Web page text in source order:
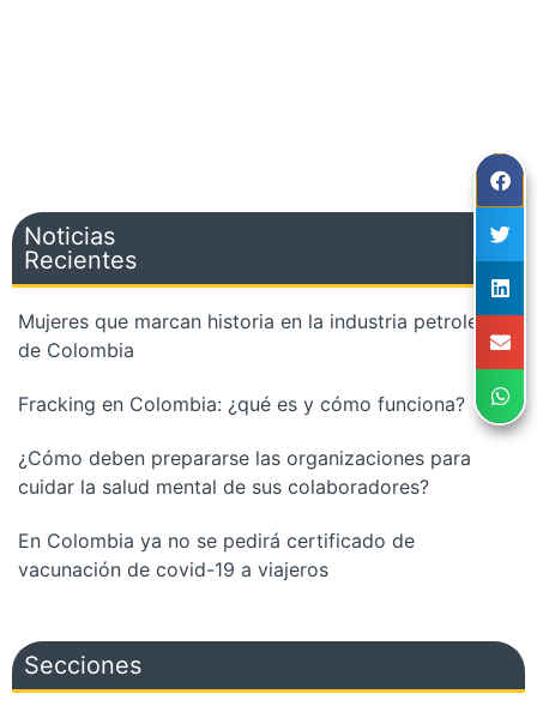
Noticias
Recientes
Mujeres que marcan historia en la industria petrolera
de Colombia
Fracking en Colombia: ¿qué es y cómo funciona?
¿Cómo deben prepararse las organizaciones para
cuidar la salud mental de sus colaboradores?
En Colombia ya no se pedirá certificado de
vacunación de covid-19 a viajeros
Secciones